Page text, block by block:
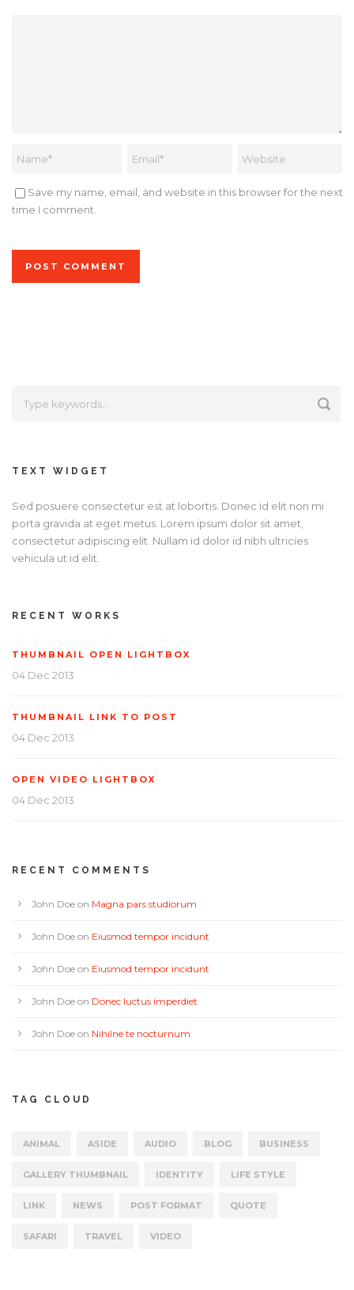
Save my name, email, and website in this browser for the next
time I comment.
TEXT WIDGET
Sed posuere consectetur est at lobortis. Donec id elit non mi
porta gravida at eget metus. Lorem ipsum dolor sit amet,
consectetur adipiscing elit. Nullam id dolor id nibh ultricies
vehicula ut id elit.
RECENT WORKS
THUMBNAIL OPEN LIGHTBOX
04 Dec 2013
THUMBNAIL LINK TO POST
04 Dec 2013
OPEN VIDEO LIGHTBOX
04 Dec 2013
RECENT COMMENTS
John Doe on Magna pars studiorum
John Doe on Eiusmod tempor incidunt
John Doe on Eiusmod tempor incidunt
John Doe on Donec luctus imperdiet
John Doe on Nihilne te nocturnum
TAG CLOUD
ANIMAL ASIDE AUDIO BLOG BUSINESS
GALLERY THUMBNAIL IDENTITY LIFE STYLE
LINK NEWS POST FORMAT QUOTE
SAFARI TRAVEL VIDEO